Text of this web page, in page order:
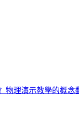
物理演示教學的概念